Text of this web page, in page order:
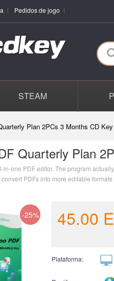
Pedidos de jogo
STEAM
Plan 2PCs 3 Months CD
Quarterly Plan
in-one PDF editor. The program
PDFs into more editable
-25% 45.00
Plataforma: